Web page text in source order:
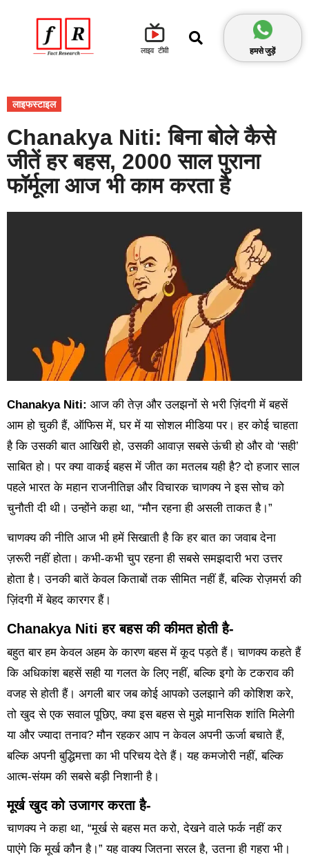
लाइव टीवी हमसे जुड़ें
लाइफस्टाइल
Chanakya Niti: बिना बोले कैसे
जीतें हर बहस, 2000 साल पुराना
फॉर्मूला आज भी काम करता है
Chanakya Niti: आज की तेज़ और उलझनों से भरी ज़िंदगी में बहसें
आम हो चुकी हैं, ऑफिस में, घर में या सोशल मीडिया पर। हर कोई चाहता
है कि उसकी बात आखिरी हो, उसकी आवाज़ सबसे ऊंची हो और वो ‘सही’
साबित हो। पर क्या वाकई बहस में जीत का मतलब यही है? दो हजार साल
पहले भारत के महान राजनीतिज्ञ और विचारक चाणक्य ने इस सोच को
चुनौती दी थी। उन्होंने कहा था, “मौन रहना ही असली ताकत है।”
चाणक्य की नीति आज भी हमें सिखाती है कि हर बात का जवाब देना
ज़रूरी नहीं होता। कभी-कभी चुप रहना ही सबसे समझदारी भरा उत्तर
होता है। उनकी बातें केवल किताबों तक सीमित नहीं हैं, बल्कि रोज़मर्रा की
ज़िंदगी में बेहद कारगर हैं।
Chanakya Niti हर बहस की कीमत होती है-
बहुत बार हम केवल अहम के कारण बहस में कूद पड़ते हैं। चाणक्य कहते हैं
कि अधिकांश बहसें सही या गलत के लिए नहीं, बल्कि इगो के टकराव की
वजह से होती हैं। अगली बार जब कोई आपको उलझाने की कोशिश करे,
तो खुद से एक सवाल पूछिए, क्या इस बहस से मुझे मानसिक शांति मिलेगी
या और ज्यादा तनाव? मौन रहकर आप न केवल अपनी ऊर्जा बचाते हैं,
बल्कि अपनी बुद्धिमत्ता का भी परिचय देते हैं। यह कमजोरी नहीं, बल्कि
आत्म-संयम की सबसे बड़ी निशानी है।
मूर्ख खुद को उजागर करता है-
चाणक्य ने कहा था, “मूर्ख से बहस मत करो, देखने वाले फर्क नहीं कर
पाएंगे कि मूर्ख कौन है।” यह वाक्य जितना सरल है, उतना ही गहरा भी।